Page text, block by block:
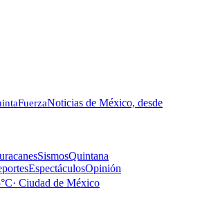
FuerzaNoticias de México, desde
SismosQuintana
EspectáculosOpinión
°C· Ciudad de México